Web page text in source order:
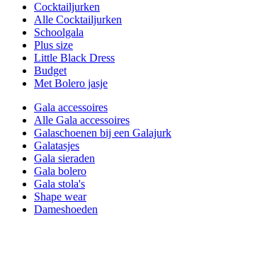
Cocktailjurken
Alle Cocktailjurken
Schoolgala
Plus size
Little Black Dress
Budget
Met Bolero jasje
Gala accessoires
Alle Gala accessoires
Galaschoenen bij een Galajurk
Galatasjes
Gala sieraden
Gala bolero
Gala stola's
Shape wear
Dameshoeden